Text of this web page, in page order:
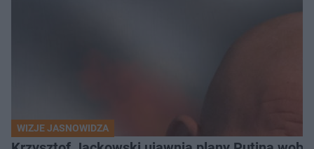
WIZJE JASNOWIDZA